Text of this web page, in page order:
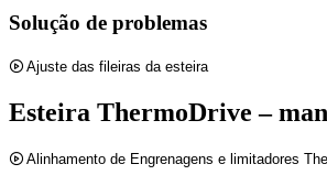
Solução de problemas
Ajuste das fileiras da esteira
Esteira ThermoDrive –
Alinhamento de Engrenagens e limitadores